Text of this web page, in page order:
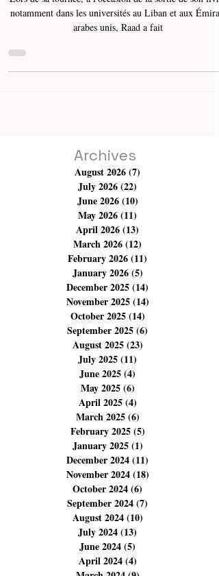
désormais en version numérique
notamment dans les universités au Liban et aux Émirats
arabes unis, Raad a fait
Archives
August 2026 (7)
July 2026 (22)22 posts
June 2026(10)10 posts
May 2026(11)11 posts
April 2026(13)13 posts
March 2026(12)12 posts
February 2026 (11)11 posts
January 2026 (5)5 posts
December 2025(14)
November 2025(14)
October 2025 (14)
September 2025
August 2025(23)
July 2025(11)
June 2025(4)4 posts
May 2025(6)6 posts
April 2025(4)4 posts
March 2025(6)6 posts
February 2025 (5)5 posts
January 2025 (1)
December 2024(11)
November 2024(18)
October 2024(6)
September 2024
August 2024 (10)